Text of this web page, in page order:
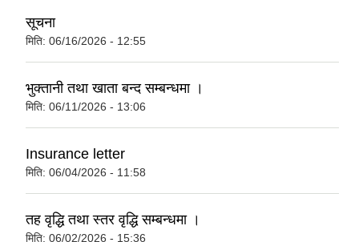
सूचना
मिति: 06/16/2026 - 12:55
भुक्तानी तथा खाता बन्द सम्बन्धमा ।
मिति: 06/11/2026 - 13:06
Insurance letter
मिति: 06/04/2026 - 11:58
तह वृद्धि तथा स्तर वृद्धि सम्बन्धमा ।
मिति: 06/02/2026 - 15:36